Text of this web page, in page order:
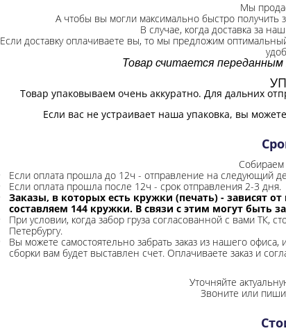
Мы
А чтобы вы могли максимально быстро получить
В случае, когда доставка за
Если доставку оплачиваете вы, то мы предложим
Товар считается
Товар упаковываем очень аккуратно. Для дальних
Если вас не устраивает наша упаковка, вы
Собираем
Если оплата прошла до 12ч - отправление на следующий
Если оплата прошла после 12ч - срок отправления 2-3 дня.
Заказы, в которых есть кружки (печать) - зависят
составляем 144 кружки. В связи с этим могут быть
При условии, когда забор груза согласованной с вами ТК,
Петербургу.
Вы можете самостоятельно забрать заказ из нашего офиса,
сборки вам будет выставлен счет. Оплачиваете заказ и
Уточняйте
Звоните или